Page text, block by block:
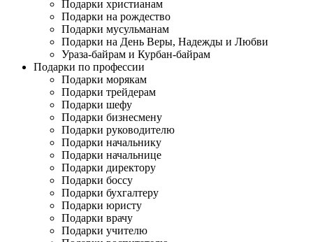
Подарки христианам
Подарки на рождество
Подарки мусульманам
Подарки на День Веры, Надежды и Любви
Ураза-байрам и Курбан-байрам
Подарки по профессии
Подарки морякам
Подарки трейдерам
Подарки шефу
Подарки бизнесмену
Подарки руководителю
Подарки начальнику
Подарки начальнице
Подарки директору
Подарки боссу
Подарки бухгалтеру
Подарки юристу
Подарки врачу
Подарки учителю